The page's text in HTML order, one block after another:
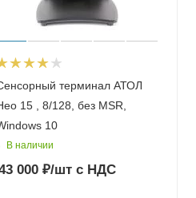
терминал АТОЛ
15 , 8/128, без MSR,
10
В наличии
000₽/штс НДС